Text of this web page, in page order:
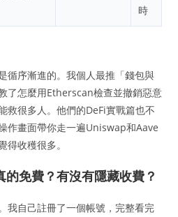
時
循序漸進的。我個人最推「錢包與
了怎麼用Etherscan檢查並撤銷惡意
救很多人。他們的DeFi實戰篇也不
作畫面帶你走一遍Uniswap和Aave
得收穫很多。
免費？有沒有隱藏收費？
我自己註冊了一個帳號，完整看完